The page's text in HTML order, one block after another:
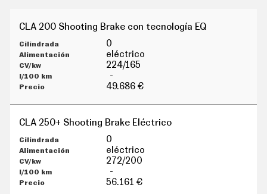
CLA 200 Shooting Brake con tecnología EQ
0
eléctrico
224/165
-
49.686 €
CLA 250+ Shooting Brake Eléctrico
0
eléctrico
272/200
-
56.161 €